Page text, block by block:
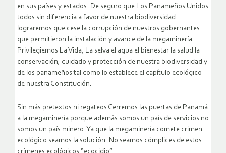
en sus países y estados. De seguro que Los Panameños Unidos
todos sin diferencia a favor de nuestra biodiversidad
lograremos que cese la corrupción de nuestros gobernantes
que permitieron la instalación y avance de la megaminería.
Privilegiemos La Vida, La selva el agua el bienestar la salud la
conservación, cuidado y protección de nuestra biodiversidad y
de los panameños tal como lo establece el capítulo ecológico
de nuestra Constitución.
Sin más pretextos ni regateos Cerremos las puertas de Panamá
a la megaminería porque además somos un país de servicios no
somos un país minero. Ya que la megaminería comete crimen
ecológico seamos la solución. No seamos cómplices de estos